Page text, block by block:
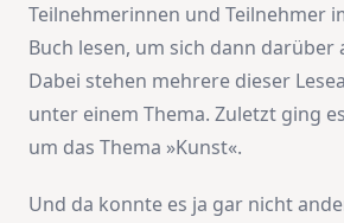
Teilnehmerinnen und Teilnehmer
Buch lesen, um sich dann darüber
Dabei stehen mehrere dieser
unter einem Thema. Zuletzt ging
um das Thema »Kunst«.
Und da konnte es ja gar nicht